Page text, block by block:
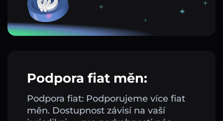
Podpora fiat měn:
Podpora fiat: Podporujeme více fiat
měn. Dostupnost závisí na vaší